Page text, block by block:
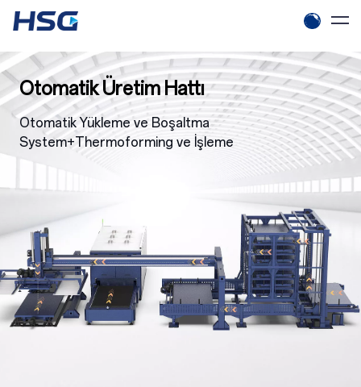
Otomatik Üretim Hattı
Otomatik Yükleme ve Boşaltma
System+Thermoforming ve İşleme